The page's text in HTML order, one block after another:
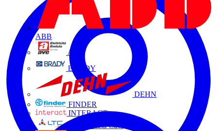
ABB
AVE
BRADY
DEHN
FINDER
INTERACT
La Triveneta Cavi